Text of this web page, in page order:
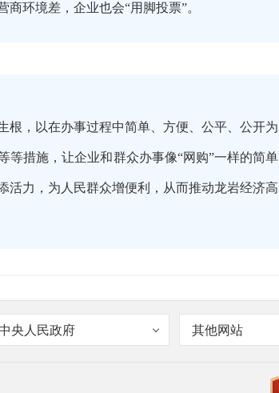
环境差，企业也会“用脚投票”。
根，以在办事过程中简单、方便、公平、公开为
等措施，让企业和群众办事像“网购”一样的简单
活力，为人民群众增便利，从而推动龙岩经济高
中央人民政府 其他网站